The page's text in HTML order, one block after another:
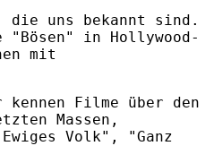
die uns bekannt sind.
"Bösen" in Hollywood-
mit
Filme über den
Massen,
Volk", "Ganz